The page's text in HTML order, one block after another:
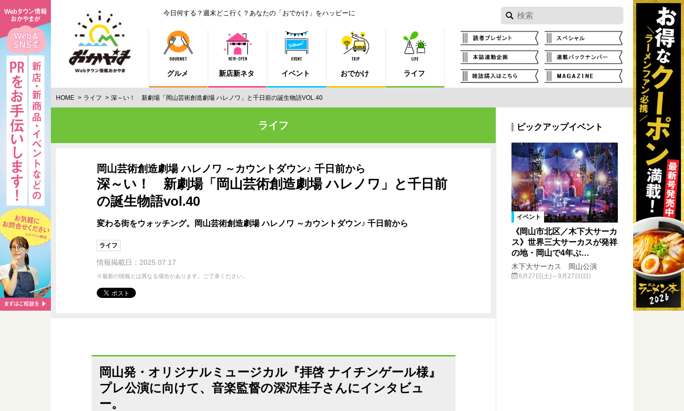
今日何する？週末どこ行く？あなたの「おでかけ」をハッピーに
グルメ 新店新ネタ イベント おでかけ ライフ
HOME ライフ 深～い！ 新劇場「岡山芸術創造劇場 ハレノワ」と千日前の誕生物語VOL.40
ライフ
岡山芸術創造劇場 ハレノワ ～カウントダウン♪ 千日前から
深～い！ 新劇場「岡山芸術創造劇場 ハレノワ」と千日前
の誕生物語vol.40
変わる街をウォッチング。岡山芸術創造劇場 ハレノワ ～カウントダウン♪ 千日前から
ライフ
情報掲載日：2025.07.17
※最新の情報とは異なる場合があります。ご了承ください。
岡山発・オリジナルミュージカル『拝啓 ナイチンゲール様』
プレ公演に向けて、音楽監督の深沢桂子さんにインタビュ
ー。
ピックアップイベント
イベント
《岡山市北区／木下大サーカ
ス》世界三大サーカスが発祥
の地・岡山で4年ぶ…
木下大サーカス 岡山公演
6月27日(土)～9月27日(日)